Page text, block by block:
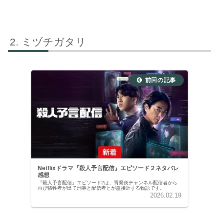
ミヅチガタリ
Netflixドラマ『殺人予言配信』エピソード２ネタバレ
感想
『殺人予言配信』エピソード2は、胃発炎チャンネル配信者から
再び犠牲者が出て刑事と配信者とが急接近する物語です。
2026.02.19